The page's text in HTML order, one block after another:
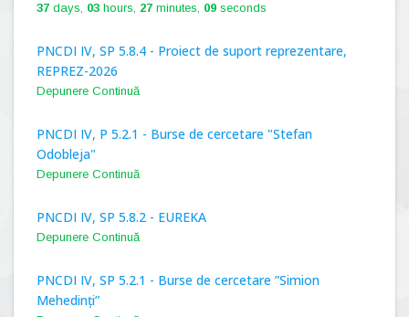
37 days, 03 hours, 27 minutes, 08 seconds
PNCDI IV, SP 5.8.4 - Proiect de suport reprezentare,
REPREZ-2026
Depunere Continuă
PNCDI IV, P 5.2.1 - Burse de cercetare "Stefan
Odobleja"
Depunere Continuă
PNCDI IV, SP 5.8.2 - EUREKA
Depunere Continuă
PNCDI IV, SP 5.2.1 - Burse de cercetare ”Simion
Mehedinți”